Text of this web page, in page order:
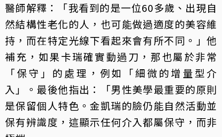
醫師解釋：「我看到的是一位60多歲、出現自
然結構性老化的人，也可能做過適度的美容維
持，而在特定光線下看起來會有所不同。」他
補充，如果卡瑞確實動過刀，那也屬於非常
「保守」的處理，例如「細微的增量型介
入」。最後他指出：「男性美學最重要的原則
是保留個人特色。金凱瑞的臉仍能自然活動並
保有辨識度，這顯示任何介入都屬保守，而非